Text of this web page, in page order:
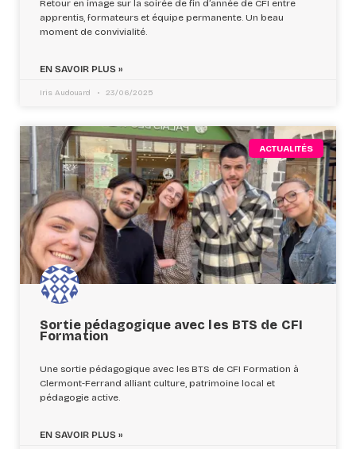
Retour en image sur la soirée de fin d’année de CFI entre
apprentis, formateurs et équipe permanente. Un beau
moment de convivialité.
EN SAVOIR PLUS »
Iris Audouard 23/06/2025
ACTUALITÉS
Sortie pédagogique avec les BTS de CFI
Formation
Une sortie pédagogique avec les BTS de CFI Formation à
Clermont-Ferrand alliant culture, patrimoine local et
pédagogie active.
EN SAVOIR PLUS »